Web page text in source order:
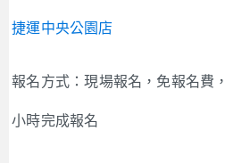
捷運中央公園店
報名方式：現場報名，免報名費
小時完成報名